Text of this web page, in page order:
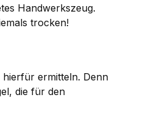
Handwerkszeug.
trocken!
hierfür ermitteln. Denn
die für den